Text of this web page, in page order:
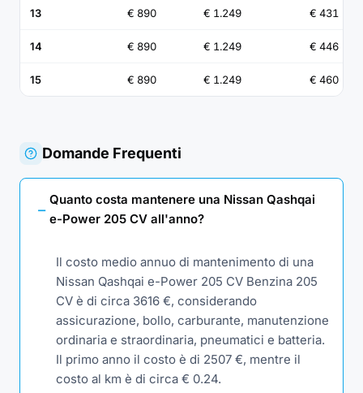
13 € 890 € 1.249 € 431
14 € 890 € 1.249 € 446
15 € 890 € 1.249 € 460
Domande Frequenti
Quanto costa mantenere una Nissan Qashqai
e-Power 205 CV all'anno?
Il costo medio annuo di mantenimento di una
Nissan Qashqai e-Power 205 CV Benzina 205
CV è di circa 3616 €, considerando
assicurazione, bollo, carburante, manutenzione
ordinaria e straordinaria, pneumatici e batteria.
Il primo anno il costo è di 2507 €, mentre il
costo al km è di circa € 0.24.